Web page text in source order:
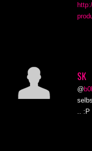
SK
@
.. :P